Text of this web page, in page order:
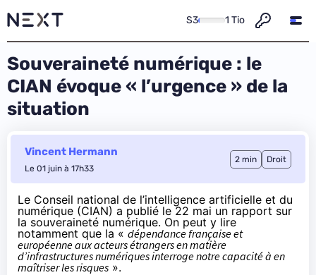
S3 1 Tio
Souveraineté numérique : le
CIAN évoque « l’urgence » de la
situation
Vincent Hermann
Le 01 juin à 17h33
2 min Droit
Le Conseil national de l’intelligence artificielle et du
numérique (CIAN) a publié le 22 mai un rapport sur
la souveraineté numérique. On peut y lire
notamment que la « dépendance française et
européenne aux acteurs étrangers en matière
d’infrastructures numériques interroge notre capacité à en
maîtriser les risques ».